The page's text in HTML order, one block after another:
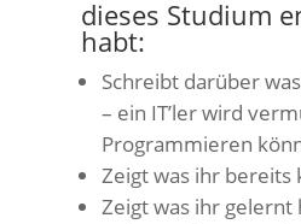
dieses Studium
habt:
Schreibt darüber
– ein IT’ler wird
Programmieren
Zeigt was ihr bereits
Zeigt was ihr gelernt